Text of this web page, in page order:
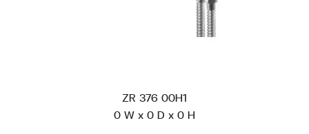
ZR 376 00H1
0 W x 0 D x 0 H